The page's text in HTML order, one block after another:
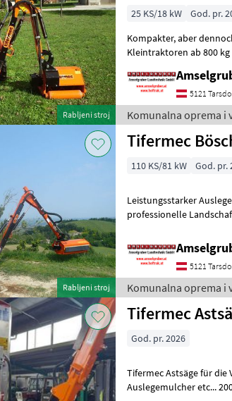
Rabljeni stroj
25 KS/18 kW God. pr.
Kompakter, aber dennoch leistungsfähiger Auslegemäher für
Kleintraktoren ab 800
5121
Komunalna oprema i
Rabljeni stroj
Tifermec
110 KS/81 kW God. pr.
Leistungsstarker
professionelle
5121
Komunalna oprema i
Tifermec
God. pr. 2026
Tifermec Astsäge für die
Auslegemulcher etc...